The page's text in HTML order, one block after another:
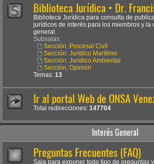
Biblioteca Jurídica • Dr.
Biblioteca Jurídica para consulta de
jurídicos de interés para los miembros y la
general.
Subsalas:
Sección: Procesal Civil
Sección: Jurídico Marítimo
Sección: Jurídico Ambiental
Sección: Opinión
Temas: 13
Ir al portal Web de ONSA
Total redirecciones: 147704
Interés General
Preguntas Frecuentes (FAQ)
Sala para exponer todo tipo de preguntas